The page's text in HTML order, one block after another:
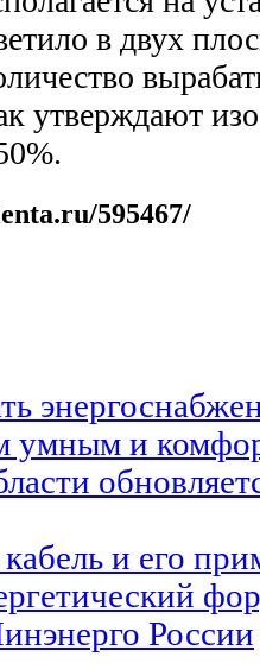
в двух
утверждают
595467/
умным и
и его
России